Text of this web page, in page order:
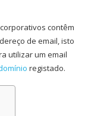
contêm
de email, isto
utilizar um email
registado.